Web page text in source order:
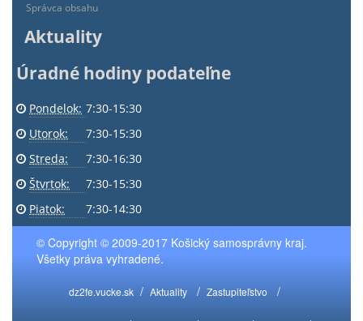
Správca obsahu
Aktuality
Úradné hodiny podateľne
Pondelok: 7:30-15:30
Utorok:
7:30-15:30
Streda:
7:30-16:30
Štvrtok:
7:30-15:30
Piatok:
7:30-14:30
© Copyright © 2009-2017 Košický samosprávny kraj.
Všetky práva vyhradené.
dz2fe.vucke.sk Aktuality Zastupiteľstvo